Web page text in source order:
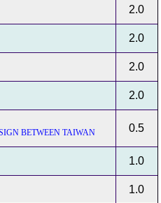
2.0
2.0
2.0
2.0
BETWEEN TAIWAN
0.5
1.0
1.0